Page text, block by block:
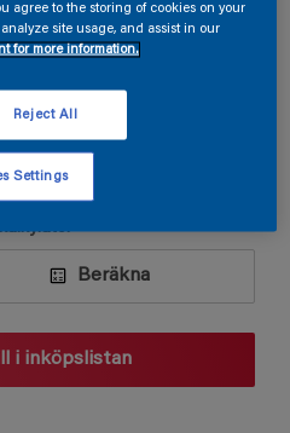
Beräkna
i inköpslistan
agree to the storing of cookies on your
site usage, and assist in our
for more information.
Reject All
Settings